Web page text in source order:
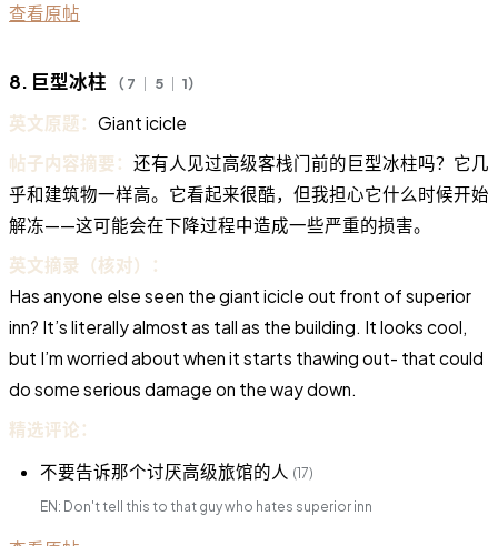
查看原帖
8. 巨型冰柱 （ 7 ｜ 5 ｜ 1）
英文原题： Giant icicle
帖子内容摘要： 还有人见过高级客栈门前的巨型冰柱吗？它几
乎和建筑物一样高。它看起来很酷，但我担心它什么时候开始
解冻——这可能会在下降过程中造成一些严重的损害。
英文摘录（核对）：
Has anyone else seen the giant icicle out front of superior
inn? It’s literally almost as tall as the building. It looks cool,
but I’m worried about when it starts thawing out- that could
do some serious damage on the way down.
精选评论：
不要告诉那个讨厌高级旅馆的人 (17)
EN: Don't tell this to that guy who hates superior inn